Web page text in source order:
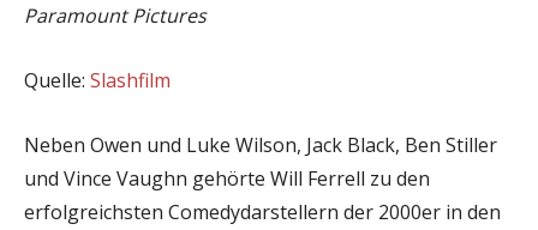
Paramount Pictures
Quelle: Slashfilm
Neben Owen und Luke Wilson, Jack Black, Ben Stiller
und Vince Vaughn gehörte Will Ferrell zu den
erfolgreichsten Comedydarstellern der 2000er in den